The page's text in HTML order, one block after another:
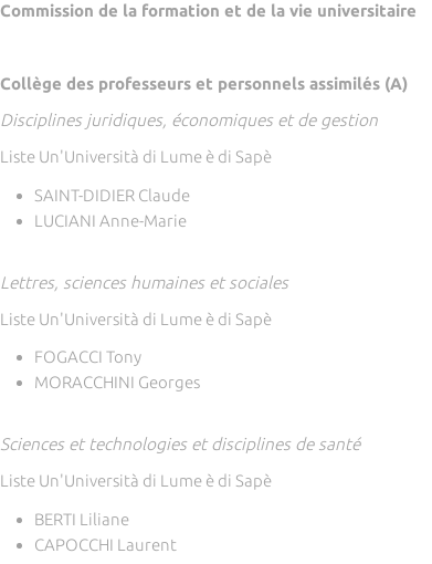
Commission de la formation et de la vie universitaire
Collège des professeurs et personnels assimilés (A)
Disciplines juridiques, économiques et de gestion
Liste Un'Università di Lume è di Sapè
SAINT-DIDIER Claude
LUCIANI Anne-Marie
Lettres, sciences humaines et sociales
Liste Un'Università di Lume è di Sapè
FOGACCI Tony
MORACCHINI Georges
Sciences et technologies et disciplines de santé
Liste Un'Università di Lume è di Sapè
BERTI Liliane
CAPOCCHI Laurent